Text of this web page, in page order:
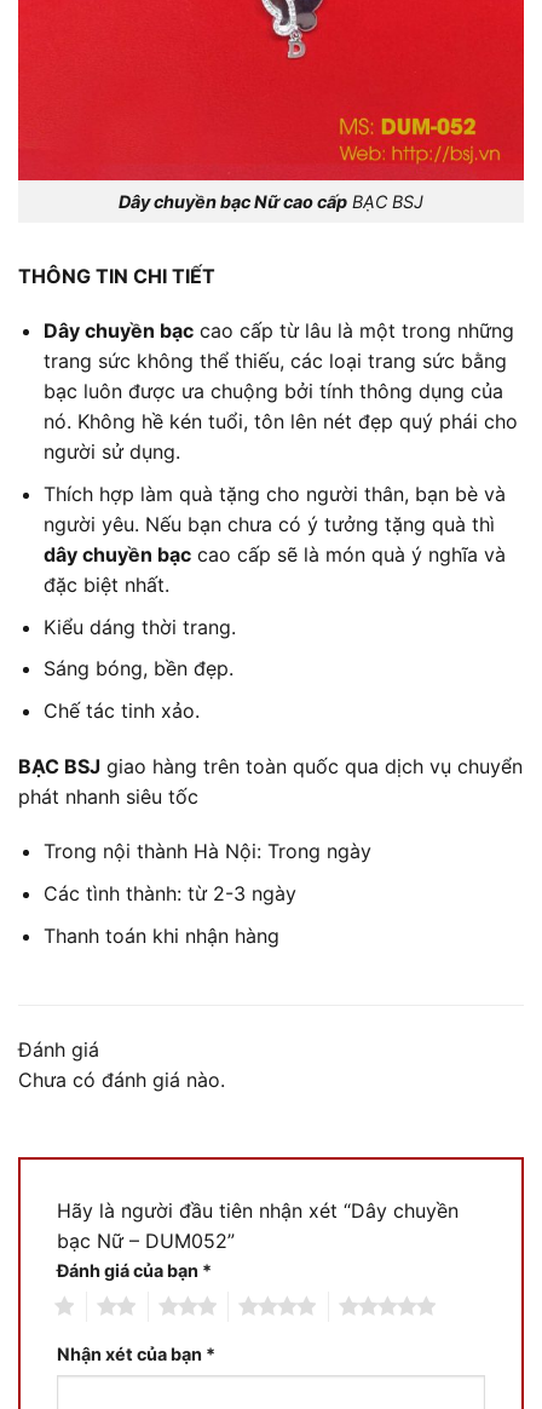
Dây chuyền bạc Nữ cao cấp BẠC BSJ
THÔNG TIN CHI TIẾT
Dây chuyền bạccao cấp từ lâu là một trong những
trang sức không thể thiếu, các loại trang sức bằng
bạc luôn được ưa chuộng bởi tính thông dụng của
nó. Không hề kén tuổi, tôn lên nét đẹp quý phái cho
người sử dụng.
Thích hợp làm quà tặng cho người thân, bạn bè và
người yêu. Nếu bạn chưa có ý tưởng tặng quà thì
dây chuyền bạccao cấp sẽ là món quà ý nghĩa và
đặc biệt nhất.
Kiểu dáng thời trang.
Sáng bóng, bền đẹp.
Chế tác tinh xảo.
BẠC BSJ giao hàng trên toàn quốc qua dịch vụ chuyển
phát nhanh siêu tốc
Trong nội thành Hà Nội: Trong ngày
Các tình thành: từ 2-3 ngày
Thanh toán khi nhận hàng
Đánh giá
Chưa có đánh giá nào.
Hãy là người đầu tiên nhận xét “Dây chuyền
bạc Nữ – DUM052”
Đánh giá của bạn *
Nhận xét của bạn *